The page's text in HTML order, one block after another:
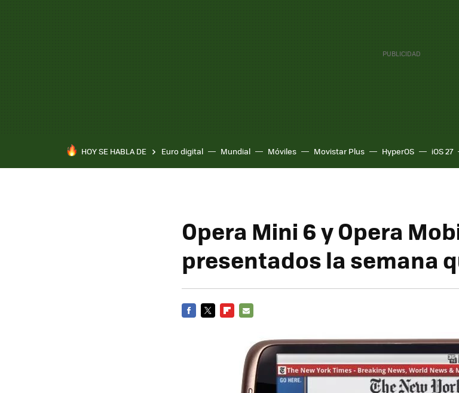
HOY SE HABLA DE Euro digital Mundial Móviles Movistar Plus HyperOS iOS 27
Opera Mini 6 y Opera
presentados la semana